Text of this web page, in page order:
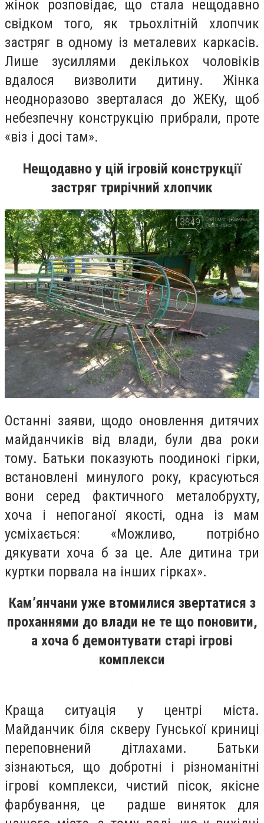
жінок розповідає, що стала нещодавно
свідком того, як трьохлітній хлопчик
застряг в одному із металевих каркасів.
Лише зусиллями декількох чоловіків
вдалося визволити дитину. Жінка
неодноразово зверталася до ЖЕКу, щоб
небезпечну конструкцію прибрали, проте
«віз і досі там».
Нещодавно у цій ігровій конструкції
застряг трирічний хлопчик
Останні заяви, щодо оновлення дитячих
майданчиків від влади, були два роки
тому. Батьки показують поодинокі гірки,
встановлені минулого року, красуються
вони серед фактичного металобрухту,
хоча і непоганої якості, одна із мам
усміхається: «Можливо, потрібно
дякувати хоча б за це. Але дитина три
куртки порвала на інших гірках».
Кам’янчани уже втомилися звертатися з
проханнями до влади не те що поновити,
а хоча б демонтувати старі ігрові
комплекси
Краща ситуація у центрі міста.
Майданчик біля скверу Гунської криниці
переповнений дітлахами. Батьки
зізнаються, що добротні і різноманітні
ігрові комплекси, чистий пісок, якісне
фарбування, це радше виняток для